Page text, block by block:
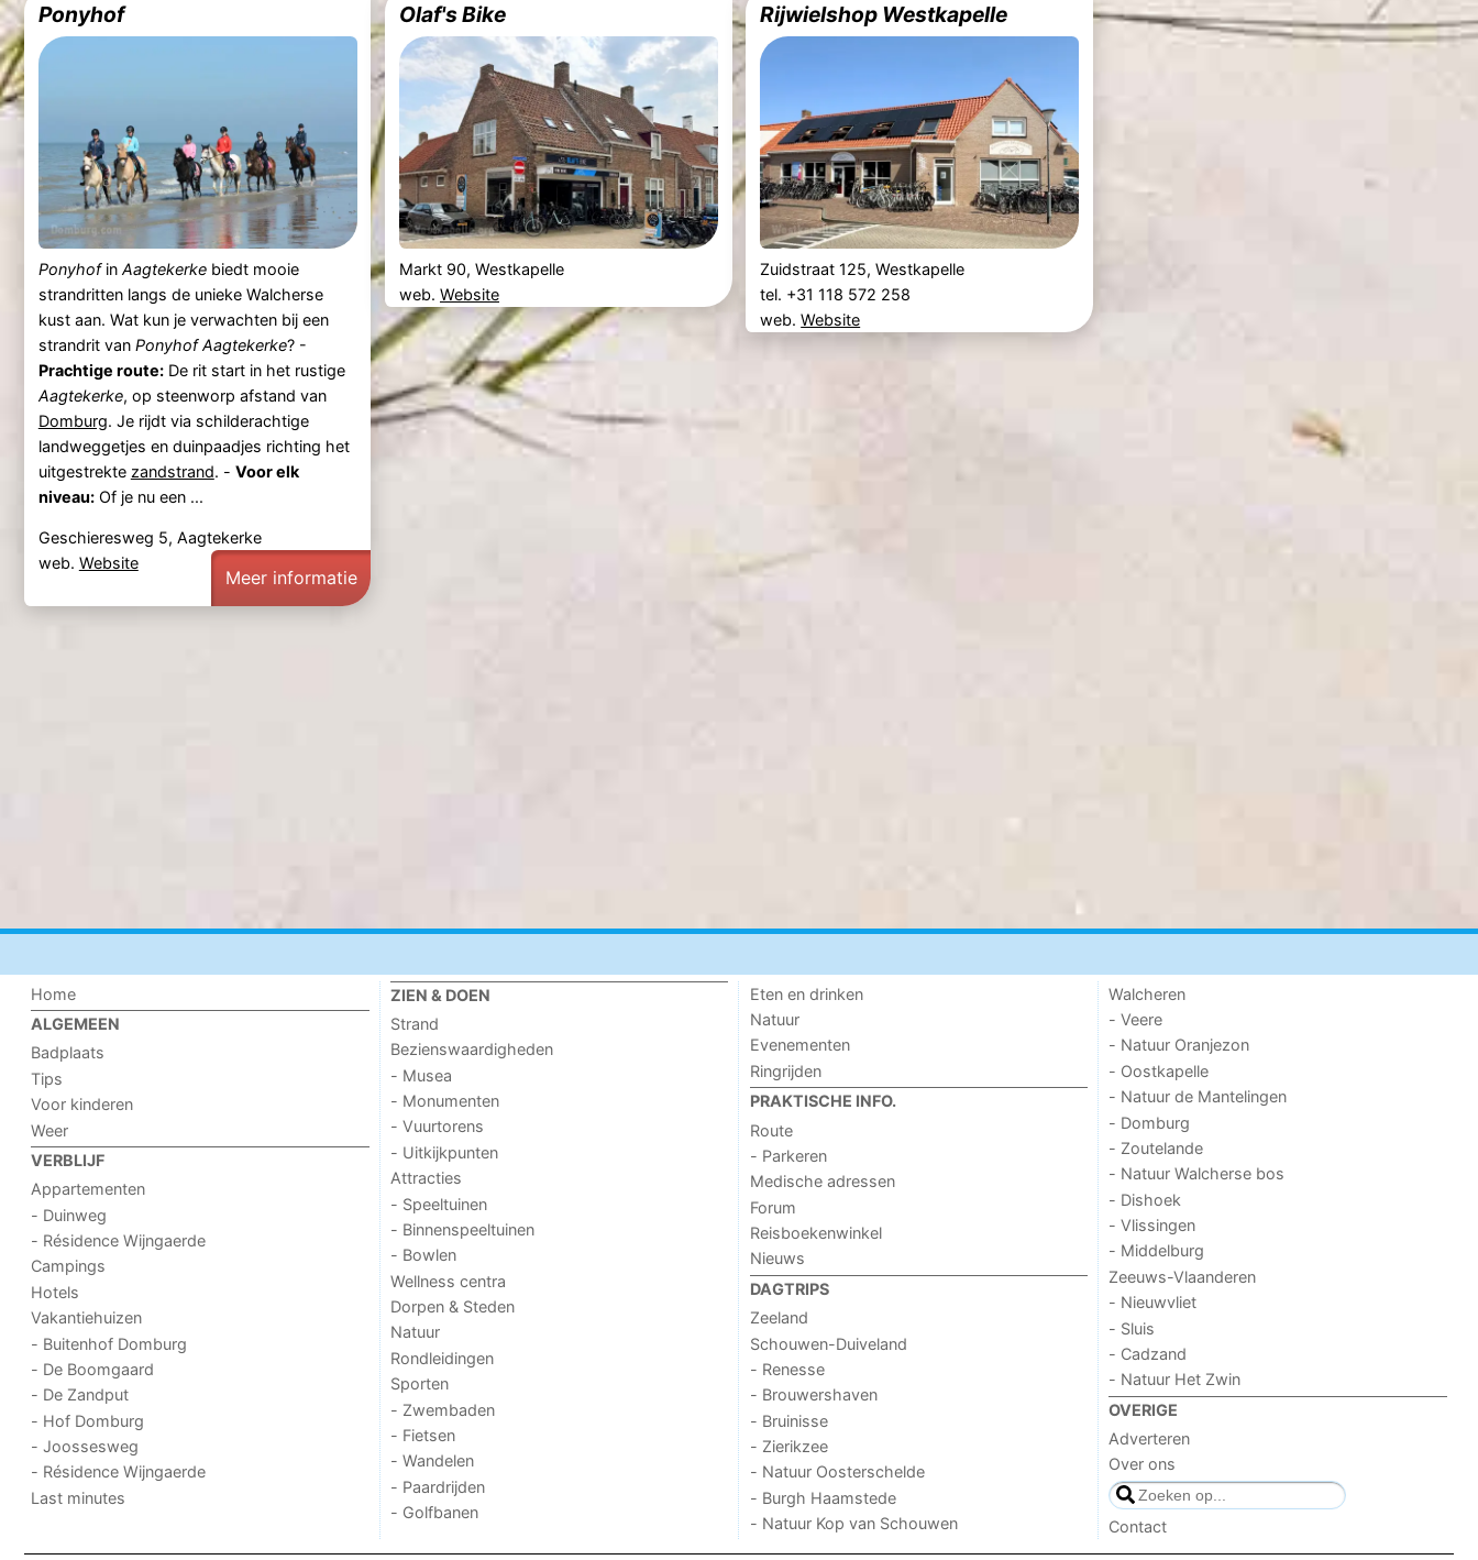
Ponyhof
Ponyhofin Aagtekerkebiedt mooie
strandritten langs de unieke Walcherse
kust aan. Wat kun je verwachten bij een
strandrit van Ponyhof Aagtekerke? -
Prachtige route:De rit start in het rustige
Aagtekerke, op steenworp afstand van
Domburg. Je rijdt via schilderachtige
landweggetjes en duinpaadjes richting het
uitgestrekte zandstrand. - Voor elk
niveau:Of je nu een ...
Geschieresweg 5, Aagtekerke
web. Website
Meer informatie
Olaf's Bike
Markt 90, Westkapelle
web. Website
Rijwielshop Westkapelle
Zuidstraat 125, Westkapelle
tel. +31 118 572 258
web.Website
Home
ALGEMEEN
Badplaats
Tips
Voor kinderen
Weer
VERBLIJF
Appartementen
- Duinweg
- Résidence Wijngaerde
Campings
Hotels
Vakantiehuizen
- Buitenhof Domburg
- De Boomgaard
- De Zandput
- Hof Domburg
- Joossesweg
- Résidence Wijngaerde
Last minutes
ZIEN & DOEN
Strand
Bezienswaardigheden
- Musea
- Monumenten
- Vuurtorens
- Uitkijkpunten
Attracties
- Speeltuinen
- Binnenspeeltuinen
- Bowlen
Wellness centra
Dorpen & Steden
Natuur
Rondleidingen
Sporten
- Zwembaden
- Fietsen
- Wandelen
- Paardrijden
- Golfbanen
Eten en drinken
Natuur
Evenementen
Ringrijden
PRAKTISCHE INFO.
Route
- Parkeren
Medische adressen
Forum
Reisboekenwinkel
Nieuws
DAGTRIPS
Zeeland
Schouwen-Duiveland
- Renesse
- Brouwershaven
- Bruinisse
- Zierikzee
- Natuur Oosterschelde
- Burgh Haamstede
- Natuur Kop van Schouwen
Walcheren
- Veere
- Natuur Oranjezon
- Oostkapelle
- Natuur de Mantelingen
- Domburg
- Zoutelande
- Natuur Walcherse bos
- Dishoek
- Vlissingen
- Middelburg
Zeeuws-Vlaanderen
- Nieuwvliet
- Sluis
- Cadzand
- Natuur Het Zwin
OVERIGE
Adverteren
Over ons
Contact